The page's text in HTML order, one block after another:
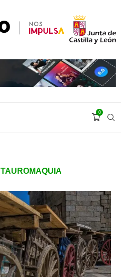
0
TAUROMAQUIA